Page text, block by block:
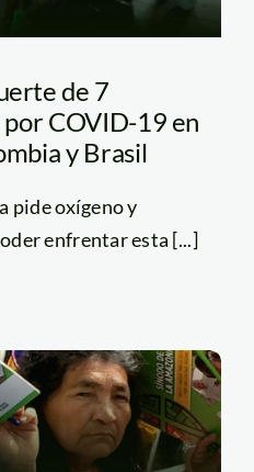
de 7
COVID-19 en
y Brasil
pide oxígeno y
enfrentar esta [...]